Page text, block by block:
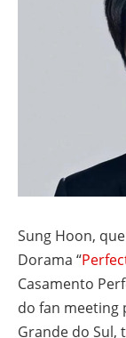
Sung Hoon,
Dorama “
Casamento
do fan meeting
Grande do Sul,